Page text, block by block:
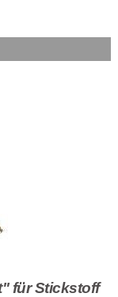
für Stickstoff